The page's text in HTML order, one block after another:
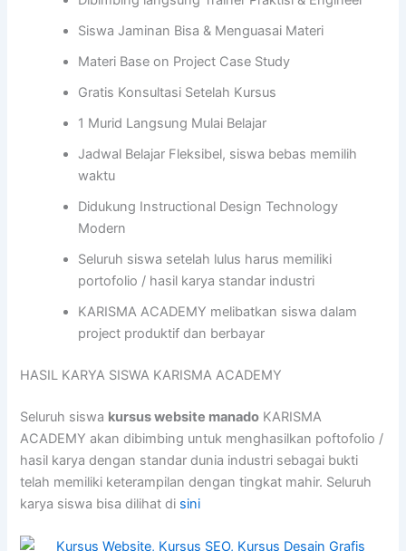
Siswa Jaminan Bisa & Menguasai Materi
Materi Base on Project Case Study
Gratis Konsultasi Setelah Kursus
1 Murid Langsung Mulai Belajar
Jadwal Belajar Fleksibel, siswa bebas memilih
waktu
Didukung Instructional Design Technology
Modern
Seluruh siswa setelah lulus harus memiliki
portofolio / hasil karya standar industri
KARISMA ACADEMY melibatkan siswa dalam
project produktif dan berbayar
HASIL KARYA SISWA KARISMA ACADEMY
Seluruh siswa kursus website manado KARISMA
ACADEMY akan dibimbing untuk menghasilkan poftofolio /
hasil karya dengan standar dunia industri sebagai bukti
telah memiliki keterampilan dengan tingkat mahir. Seluruh
karya siswa bisa dilihat di sini